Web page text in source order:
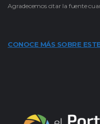
Agradecemos citar la fuente
CONOCE MÁS SOBRE